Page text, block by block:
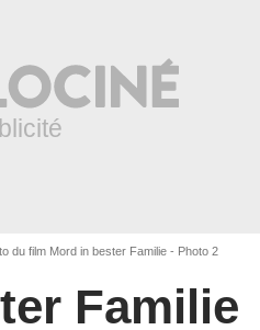
du film Mord in bester Familie - Photo 2
Familie